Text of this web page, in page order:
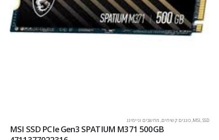
MSI SSD כוננים קשיחים מחשבים וגיימינג
MSI SSD PCIe Gen3 SPATIUM M371 500GB